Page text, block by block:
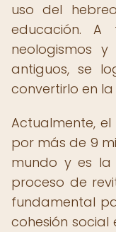
uso del
educación.
neologismos
antiguos, se
convertirlo en
Actualmente,
por más de 9
mundo y es la
proceso de
fundamental
cohesión social